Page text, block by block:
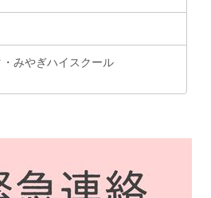
みやぎハイスクール